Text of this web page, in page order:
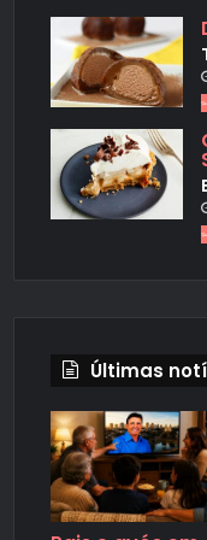
Últimas